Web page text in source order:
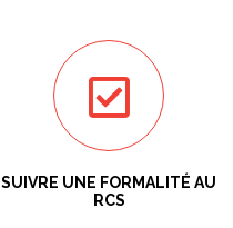
SUIVRE UNE FORMALITÉ AU
RCS